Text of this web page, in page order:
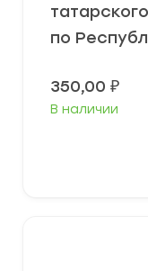
по
350,00 ₽
В наличии